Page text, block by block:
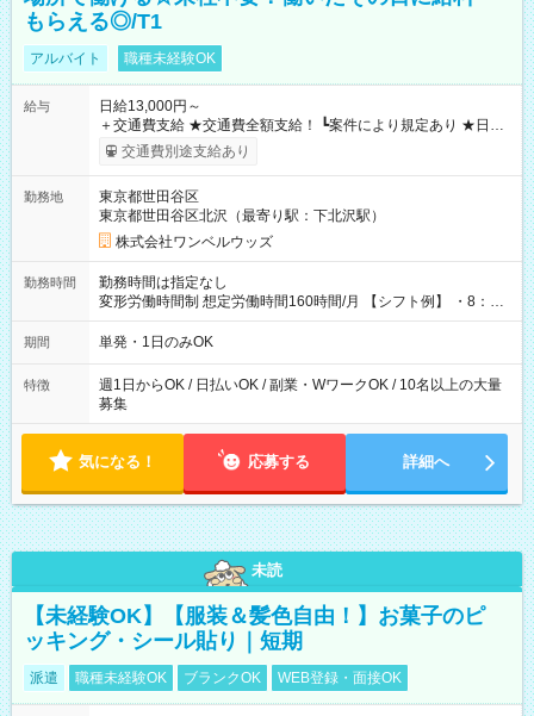
もらえる◎/T1
アルバイト 職種未経験OK
給与
日給13,000円～
＋交通費支給 ★交通費全額支給！ ┗案件により規定あり ★日払
いOK！（規定あり） ┗働いたその日に現金GET♪ お仕事後はコ
ンビニATMから 日払い分を引き落とせます！ 【試用期間】試
交通費別途支給あり
勤務地
東京都世田谷区
東京都世田谷区北沢（最寄り駅：下北沢駅）
株式会社ワンベルウッズ
勤務時間
勤務時間は指定なし
変形労働時間制 想定労働時間160時間/月 【シフト例】 ・8：00
～21：00
期間 単発・1日のみOK
特徴
週1日からOK / 日払いOK / 副業・WワークOK / 10名以上の大量
募集
気になる！ 応募する 詳細へ
未読
【未経験OK】【服装＆髪色自由！】お菓子のピ
ッキング・シール貼り｜短期
派遣 職種未経験OK ブランクOK WEB登録・面接OK